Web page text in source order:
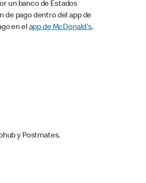
un banco de Estados
de pago dentro del app de
en elapp de McDonald’s.
y Postmates.